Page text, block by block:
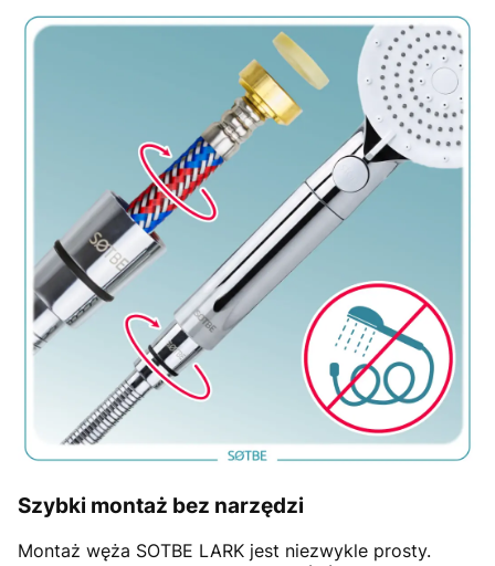
Szybki montaż bez narzędzi
Montaż węża SOTBE LARK jest niezwykle prosty.